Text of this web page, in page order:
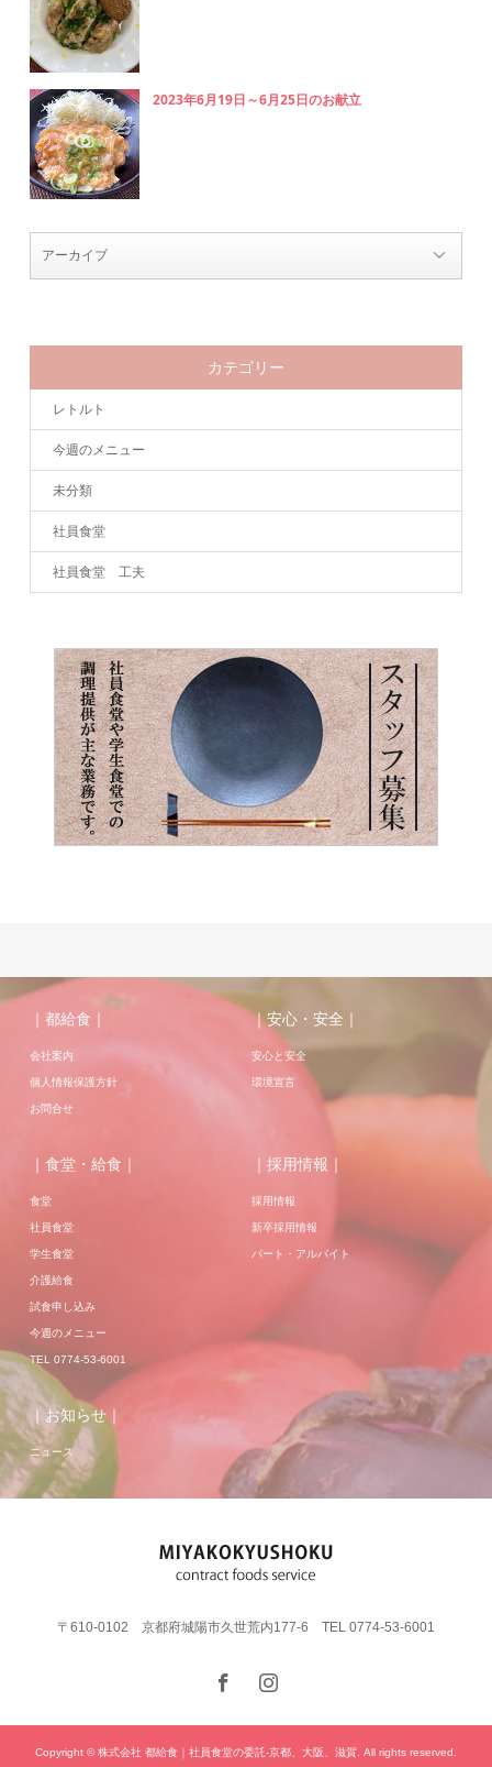
2023年6月19日～6月25日のお献立
カテゴリー
レトルト
今週のメニュー
未分類
社員食堂
社員食堂 工夫
｜都給食｜
会社案内
個人情報保護方針
お問合せ
｜安心・安全｜
安心と安全
環境宣言
｜食堂・給食｜
食堂
社員食堂
学生食堂
介護給食
試食申し込み
今週のメニュー
TEL 0774-53-6001
｜採用情報｜
採用情報
新卒採用情報
パート・アルバイト
｜お知らせ｜
ニュース
〒610-0102 京都府城陽市久世荒内177-6 TEL 0774-53-6001
Copyright © 株式会社 都給食｜社員食堂の委託-京都、大阪、滋賀. All rights reserved.